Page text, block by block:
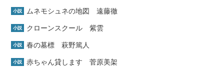
小説 ムネモシュネの地図 遠藤徹
小説 クローンスクール 紫雲
小説 春の墓標 萩野篤人
小説 赤ちゃん貸します 菅原美架